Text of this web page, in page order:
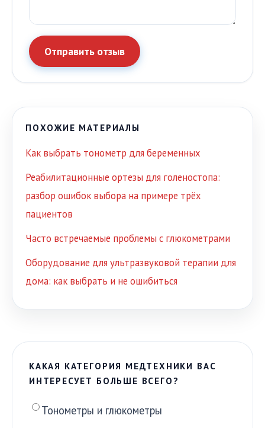
Отправить отзыв
ПОХОЖИЕ МАТЕРИАЛЫ
Как выбрать тонометр для беременных
Реабилитационные ортезы для голеностопа:
разбор ошибок выбора на примере трёх
пациентов
Часто встречаемые проблемы с глюкометрами
Оборудование для ультразвуковой терапии для
дома: как выбрать и не ошибиться
КАКАЯ КАТЕГОРИЯ МЕДТЕХНИКИ ВАС
ИНТЕРЕСУЕТ БОЛЬШЕ ВСЕГО?
Тонометры и глюкометры